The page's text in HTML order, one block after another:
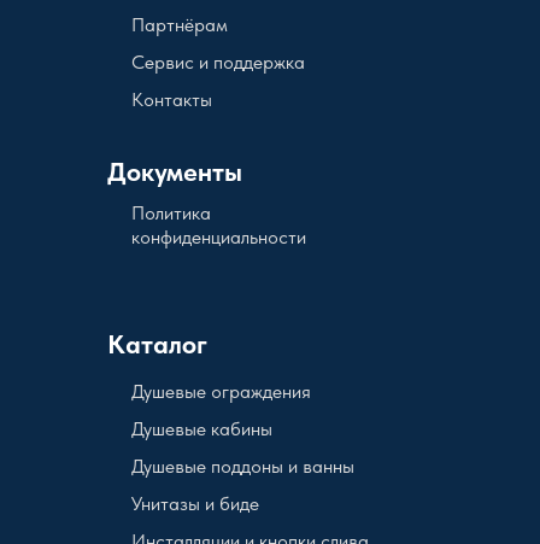
Документы
Политика
конфиденциальности
Партнёрам
Сервис и поддержка
Контакты
Каталог
Душевые кабины
Душевые поддоны и ванны
Унитазы и биде
Душевые ограждения